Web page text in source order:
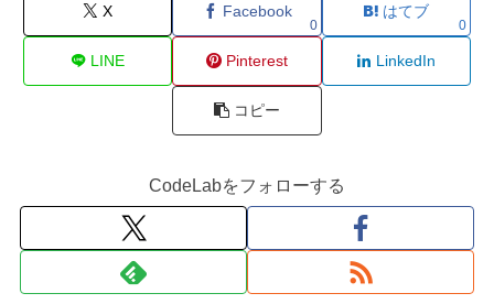
X Facebook
0
はてブ
0
LINE Pinterest LinkedIn
コピー
CodeLabをフォローする